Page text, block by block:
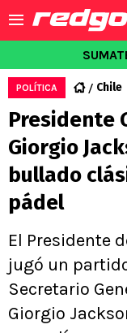
POLÍTICA Chile
Presidente
Giorgio
bullado
pádel
El Presidente
jugó un
Secretario
Giorgio